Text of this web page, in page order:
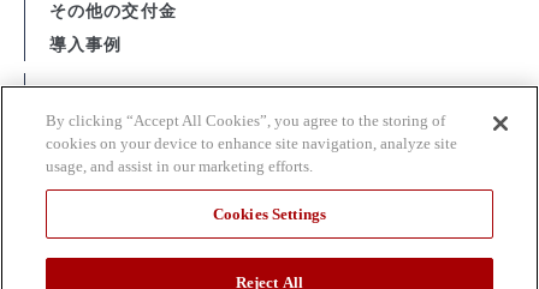
その他の交付金
導入事例
資金決済法に基づく表示
購入・利用規約 / 個人情報の取扱い
関連団体
By clicking “Accept All Cookies”, you agree to the storing of
cookies on your device to enhance site navigation, analyze site
usage, and assist in our marketing efforts.
Cookies Settings
Reject All